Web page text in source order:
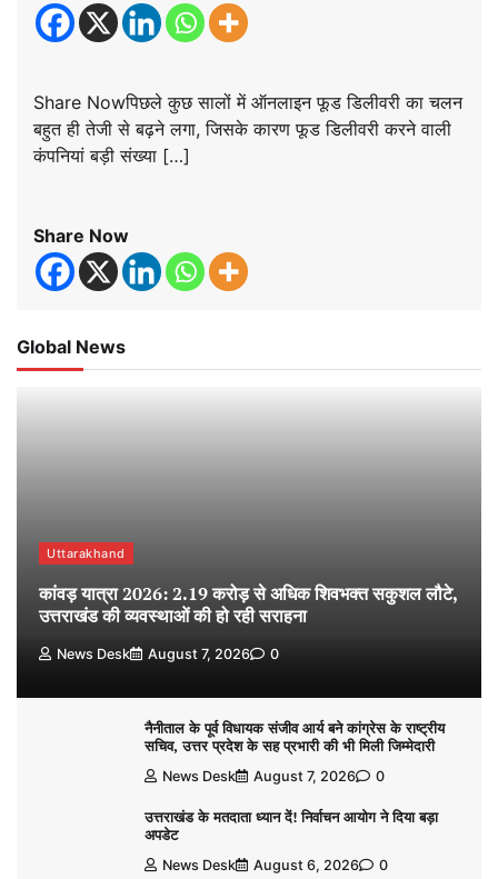
Share Nowपिछले कुछ सालों में ऑनलाइन फूड डिलीवरी का चलन
बहुत ही तेजी से बढ़ने लगा, जिसके कारण फूड डिलीवरी करने वाली
कंपनियां बड़ी संख्या […]
Share Now
Global News
Uttarakhand
कांवड़ यात्रा 2026: 2.19 करोड़ से अधिक शिवभक्त सकुशल लौटे,
उत्तराखंड की व्यवस्थाओं की हो रही सराहना
News Desk August 7, 2026 0
नैनीताल के पूर्व विधायक संजीव आर्य बने कांग्रेस के राष्ट्रीय
सचिव, उत्तर प्रदेश के सह प्रभारी की भी मिली जिम्मेदारी
News Desk August 7, 2026 0
उत्तराखंड के मतदाता ध्यान दें! निर्वाचन आयोग ने दिया बड़ा
अपडेट
News Desk August 6, 2026 0